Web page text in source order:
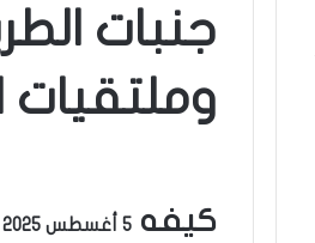
جنبات
وملتقيات
كيفه 5 أغسطس 2025